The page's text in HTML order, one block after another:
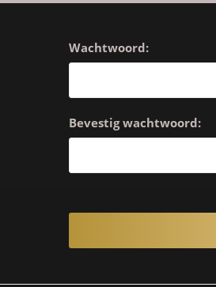
Wachtwoord:
Bevestig wachtwoord: